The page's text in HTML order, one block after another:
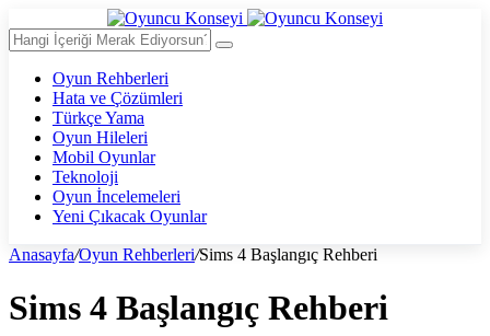
Oyun Rehberleri
Hata ve Çözümleri
Türkçe Yama
Oyun Hileleri
Mobil Oyunlar
Teknoloji
Oyun İncelemeleri
Yeni Çıkacak Oyunlar
Anasayfa/Oyun Rehberleri/Sims 4 Başlangıç Rehberi
Sims 4 Başlangıç Rehberi